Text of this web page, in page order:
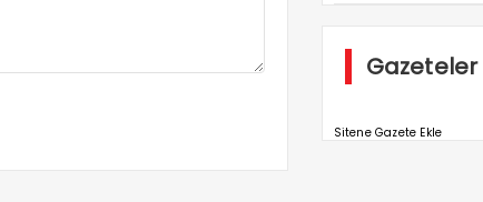
Gazeteler
Sitene Gazete Ekle